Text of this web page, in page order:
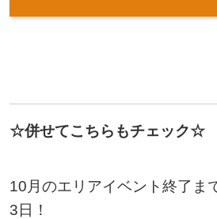
☆併せてこちらもチェック☆
10月のエリアイベント終了ま
3日！